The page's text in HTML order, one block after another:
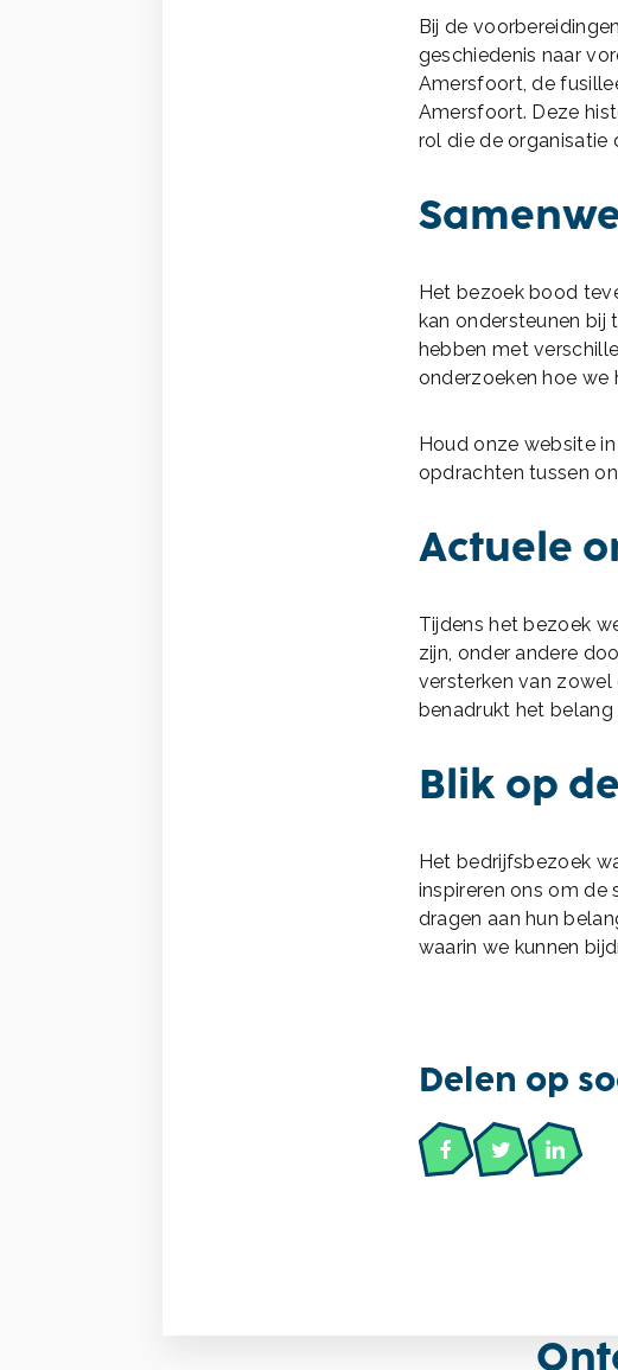
Bij de
geschiedenis naar
Amersfoort, de
Amersfoort. Deze
rol die de organisatie
Het bezoek bood
kan ondersteunen bij
hebben met
onderzoeken hoe we
Houd onze website
opdrachten tussen
Actuele
Tijdens het bezoek
zijn, onder andere
versterken van
benadrukt het belang
Blik op
Het bedrijfsbezoek
inspireren ons om de
dragen aan hun
waarin we kunnen
Delen op